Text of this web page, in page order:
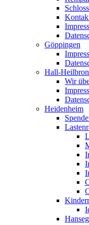
Göppingen
Hall-
Wir
Heidenheim